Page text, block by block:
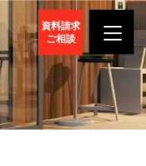
資料請求
ご相談